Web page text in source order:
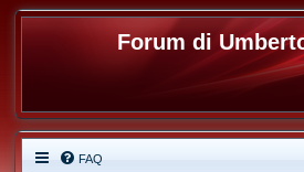
Forum di
FAQ